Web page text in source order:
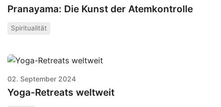
Pranayama: Die Kunst der Atemkontrolle
Spiritualität
02. September 2024
Yoga-Retreats weltweit